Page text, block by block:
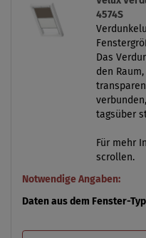
4574S
Das
den
tagsüber
Für mehr
scrollen.
Notwendige Angaben:
Daten aus dem Fenster-